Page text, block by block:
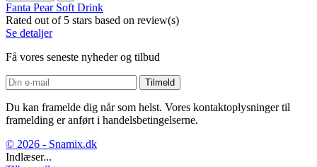
Fanta Pear Soft Drink
Rated out of 5 stars based on review(s)
Se detaljer
Få vores seneste nyheder og tilbud
Du kan framelde dig når som helst. Vores kontaktoplysninger til
framelding er anført i handelsbetingelserne.
© 2026 - Snamix.dk
Indlæser...